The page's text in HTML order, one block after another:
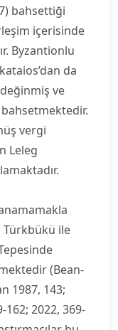
bahsettiği
içerisinde
Byzantionlu
da
ve
vergi
Leleg
Türkbükü ile
(Bean-
1987, 143;
162; 2022, 369-